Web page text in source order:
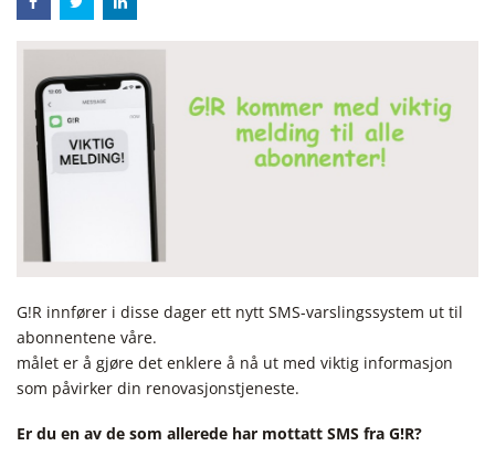
G!R innfører i disse dager ett nytt SMS-varslingssystem ut til
abonnentene våre.
målet er å gjøre det enklere å nå ut med viktig informasjon
som påvirker din renovasjonstjeneste.
Er du en av de som allerede har mottatt SMS fra G!R?